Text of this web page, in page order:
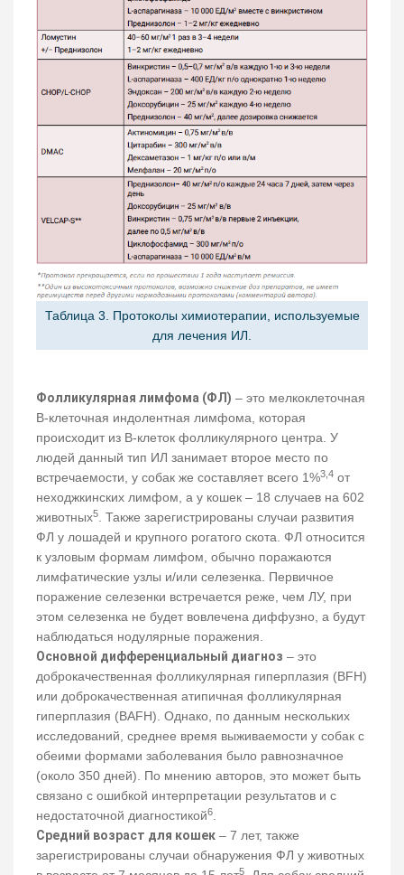
Таблица 3. Протоколы химиотерапии, используемые
для лечения ИЛ.
Фолликулярная лимфома (ФЛ) – это мелкоклеточная
В-клеточная индолентная лимфома, которая
происходит из В-клеток фолликулярного центра. У
людей данный тип ИЛ занимает второе место по
встречаемости, у собак же составляет всего 1%3,4 от
неходжкинских лимфом, а у кошек – 18 случаев на 602
животных5. Также зарегистрированы случаи развития
ФЛ у лошадей и крупного рогатого скота. ФЛ относится
к узловым формам лимфом, обычно поражаются
лимфатические узлы и/или селезенка. Первичное
поражение селезенки встречается реже, чем ЛУ, при
этом селезенка не будет вовлечена диффузно, а будут
наблюдаться нодулярные поражения.
Основной дифференциальный диагноз – это
доброкачественная фолликулярная гиперплазия (BFH)
или доброкачественная атипичная фолликулярная
гиперплазия (BAFH). Однако, по данным нескольких
исследований, среднее время выживаемости у собак с
обеими формами заболевания было равнозначное
(около 350 дней). По мнению авторов, это может быть
связано с ошибкой интерпретации результатов и с
недостаточной диагностикой6.
Средний возраст для кошек – 7 лет, также
зарегистрированы случаи обнаружения ФЛ у животных
5